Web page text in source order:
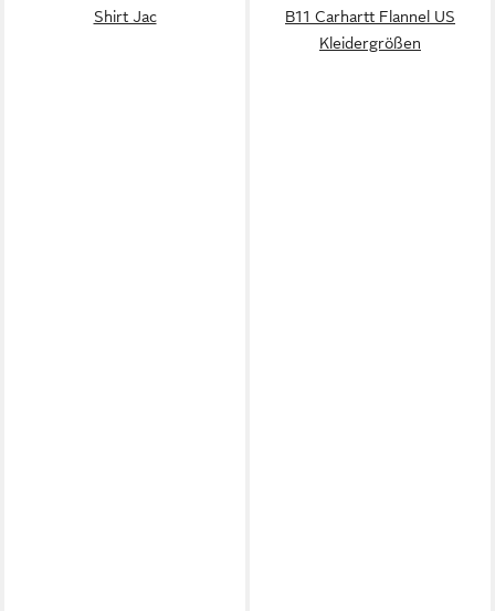
Shirt Jac
B11 Carhartt Flannel US
Kleidergrößen